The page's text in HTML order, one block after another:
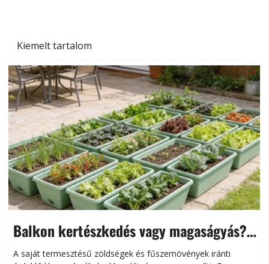
Kiemelt tartalom
Balkon kertészkedés vagy magaságyás?
Helytakarékos kertészkedés
A saját termesztésű zöldségek és fűszernövények iránti